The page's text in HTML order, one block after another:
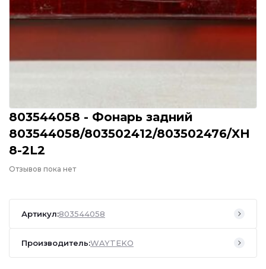
803544058 - Фонарь задний
803544058/803502412/803502476/XH
8-2L2
Отзывов пока нет
Артикул:803544058
Производитель:WAYTEKO